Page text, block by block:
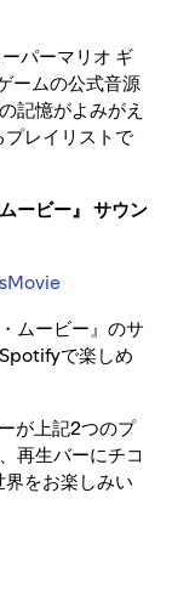
パーマリオ ギ
ームの公式音源
記憶がよみがえ
レイリストで
ービー』 サウン
ムービー』のサ
で楽しめ
が上記2つのプ
再生バーにチコ
をお楽しみい